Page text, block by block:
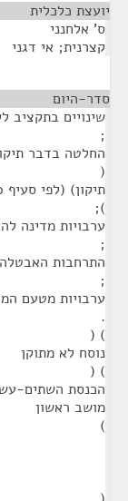
יועצת כלכלית
ס' אלחנני
קצרנית; אי דגני
סדר-היום
שינויים בתקציב
;
החלטה בדבר
(
תיקון) (לפי סעיף 10א(ב} לפקודת סדרי השלטון והמשפט
);
ערבויות מדינה
;
התרחבות
;
ערבויות מטעם
.
) (
נוסח לא מתוקן
) (
הכנסת השתים-
מושב ראשון
)